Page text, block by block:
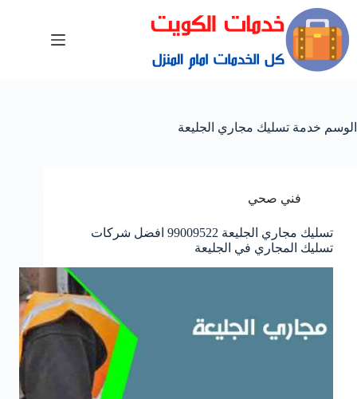
الوسم خدمة تسليك مجاري الجليعة
فني صحي
تسليك مجاري الجليعة 99009522 افضل شركات
تسليك المجاري في الجليعة